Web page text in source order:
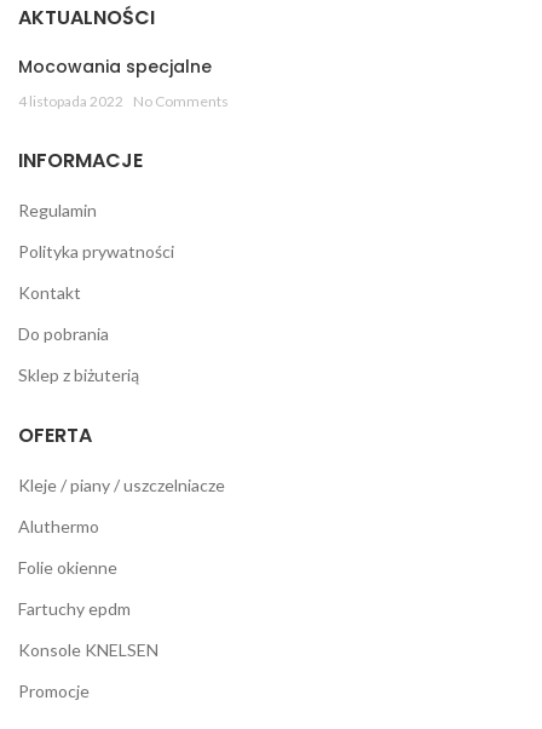
AKTUALNOŚCI
Mocowania specjalne
4 listopada 2022 No Comments
INFORMACJE
Regulamin
Polityka prywatności
Kontakt
Do pobrania
Sklep z biżuterią
OFERTA
Kleje / piany / uszczelniacze
Aluthermo
Folie okienne
Fartuchy epdm
Konsole KNELSEN
Promocje